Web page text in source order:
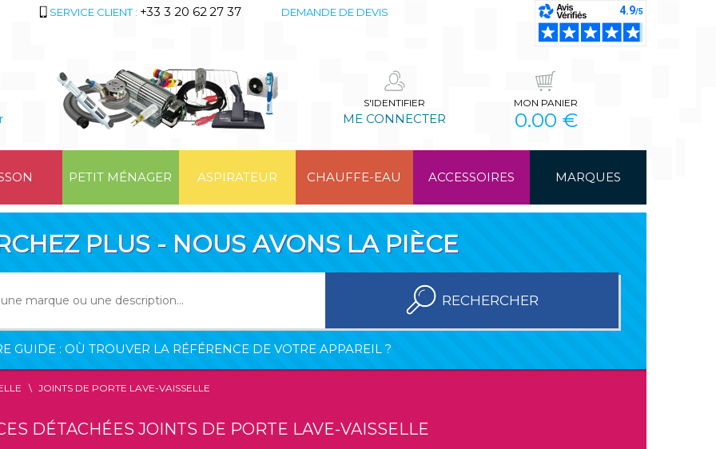
SERVICE CLIENT : +33 3 20 62 27 37 DEMANDE DE DEVIS
S'IDENTIFIER
ME CONNECTER
MON PANIER
0.00 €
PETIT MÉNAGER ASPIRATEUR CHAUFFE-EAU ACCESSOIRES MARQUES
PLUS - NOUS AVONS LA PIÈCE
RECHERCHER
GUIDE : OÙ TROUVER LA RÉFÉRENCE DE VOTRE APPAREIL ?
JOINTS DE PORTE LAVE-VAISSELLE
DÉTACHÉES JOINTS DE PORTE LAVE-VAISSELLE